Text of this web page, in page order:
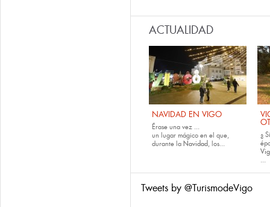
ACTUALIDAD
NAVIDAD EN VIGO
Érase una vez ...
un lugar mágico en el que,
durante la Navidad, los...
¿
...
Tweets by @TurismodeVigo